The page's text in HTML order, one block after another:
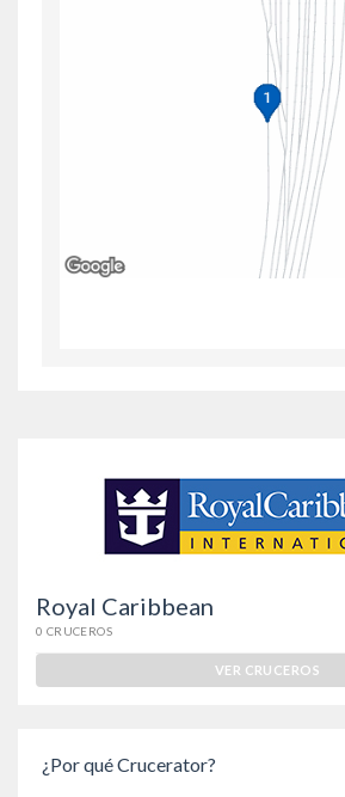
Royal Caribbean
0 CRUCEROS
VER CRUCEROS
¿Por qué Crucerator?